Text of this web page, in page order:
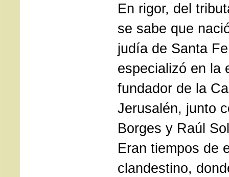
En rigor, del
se sabe que
judía de Santa
especializó en la
fundador de la
Jerusalén, junto
Borges y Raúl
Eran tiempos de
clandestino,